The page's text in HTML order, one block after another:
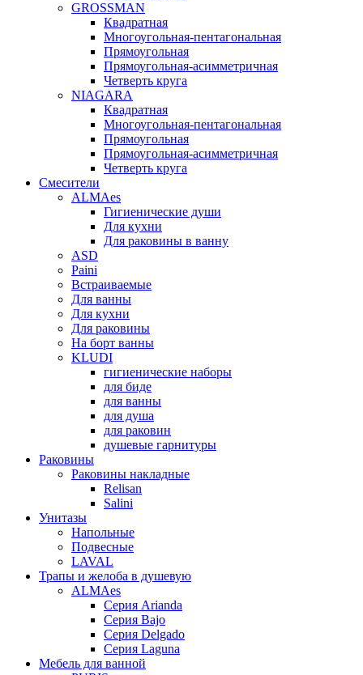
GROSSMAN
Квадратная
Многоугольная-пентагональная
Прямоугольная
Прямоугольная-асимметричная
Четверть круга
NIAGARA
Квадратная
Многоугольная-пентагональная
Прямоугольная
Прямоугольная-асимметричная
Четверть круга
Смесители
ALMAes
Гигиенические души
Для кухни
Для раковины в ванну
ASD
Paini
Встраиваемые
Для ванны
Для кухни
Для раковины
На борт ванны
KLUDI
гигиенические наборы
для биде
для ванны
для душа
для раковин
душевые гарнитуры
Раковины
Раковины накладные
Relisan
Salini
Унитазы
Напольные
Подвесные
LAVAL
Трапы и желоба в душевую
ALMAes
Серия Arianda
Серия Bajo
Серия Delgado
Серия Laguna
Мебель для ванной